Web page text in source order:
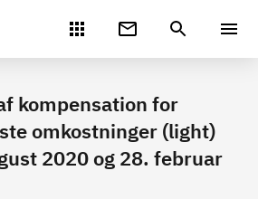
kompensation for
omkostninger (light)
2020 og 28. februar